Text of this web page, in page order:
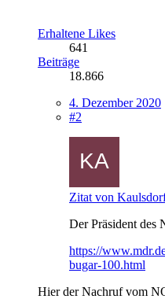
Erhaltene Likes
641
Beiträge
18.866
4. Dezember 2020
#2
Zitat von
Der Präsident des
https://
bugar-100.html
Hier der Nachruf vom